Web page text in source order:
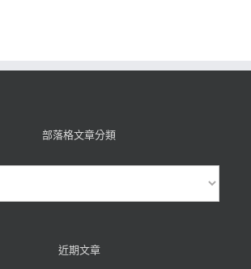
生
部落格文章分類
近期文章